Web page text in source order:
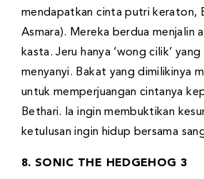
mendapatkan cinta putri keraton,
Asmara). Mereka berdua menjalin
kasta. Jeru hanya ‘wong cilik’
menyanyi. Bakat yang dimilikinya
untuk memperjuangan cintanya
Bethari. Ia ingin membuktikan
ketulusan ingin hidup bersama
8. SONIC THE HEDGEHOG 3